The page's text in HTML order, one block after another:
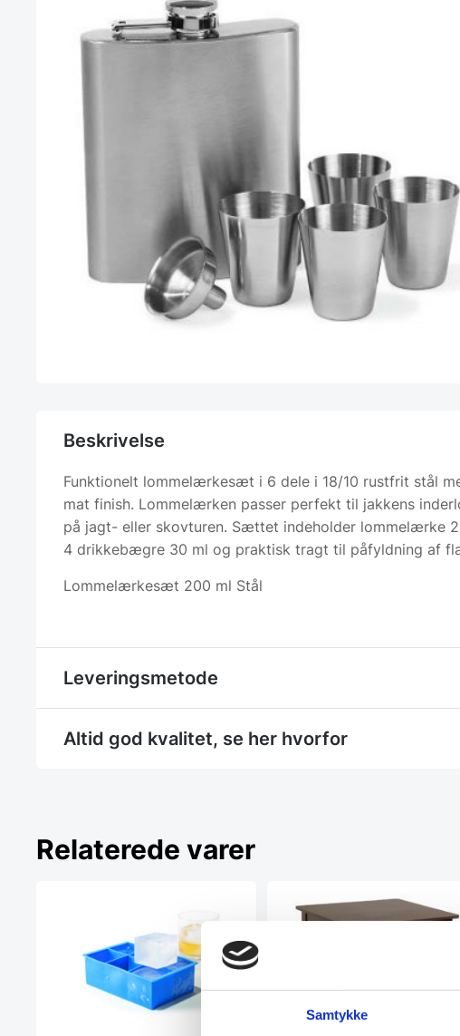
Samtykke
Beskrivelse
Funktionelt lommelærkesæt i 6 dele i 18/10 rustfrit stål
mat finish. Lommelærken passer perfekt til jakkens
på jagt- eller skovturen. Sættet indeholder lommelærke
4 drikkebægre 30 ml og praktisk tragt til påfyldning af
Lommelærkesæt 200 ml Stål
Leveringsmetode
Altid god kvalitet, se her hvorfor
Relaterede varer